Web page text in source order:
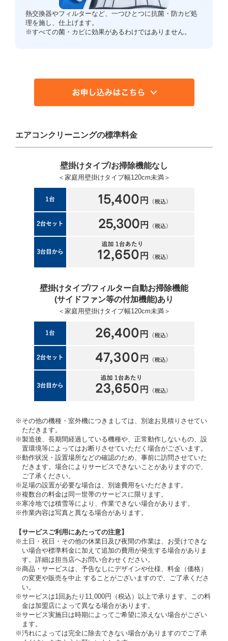
熱交換器やフィルターなど、一つひとつに抗菌・防カビ処
理を施し、仕上げます。
※すべての菌・カビに効果があるわけではありません。
エアコンクリーニングの標準料金
壁掛けタイプ/お掃除機能なし
＜家庭用壁掛けタイプ幅120cm未満＞
壁掛けタイプ/フィルター自動お掃除機能
(サイドファン等の付加機能)あり
＜家庭用壁掛けタイプ幅120cm未満＞
※その他の機種・室外機につきましては、別途お見積りさせてい
ただきます。
※製造後、長期間経過している機種や、正常動作しないもの、設
置環境等によってはお断りさせていただく場合がございます。
※動作状況・設置場所などの確認のため、事前に訪問させていた
だきます。場合によりサービスできないことがありますので、
ご了承ください。
※足場の設置が必要な場合は、別途費用をいただきます。
※複数台の料金は同一世帯のサービスに限ります。
※寒冷地では積雪等により、作業できない場合があります。
※作業内容は写真と異なる場合があります。
【サービスご利用にあたっての注意】
※土日・祝日・その他の休業日及び夜間の作業は、お受けできな
い場合や標準料金に加えて追加の費用が発生する場合がありま
す。詳細は担当店へお問い合わせください。
※商品・サービスは、予告なしにデザインや仕様、料金（価格）
の変更や販売を中止 することがございますので、ご了承くださ
い。
※サービスは1回あたり11,000円（税込）以上で承ります。この料
金は加盟店によって異なる場合があります。
※サービス実施日は時期によってご希望に添えない場合がござい
ます。
※汚れによっては完全に除去できない場合がありますのでご了承